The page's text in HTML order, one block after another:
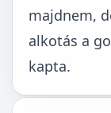
majdnem,
alkotás a
kapta.